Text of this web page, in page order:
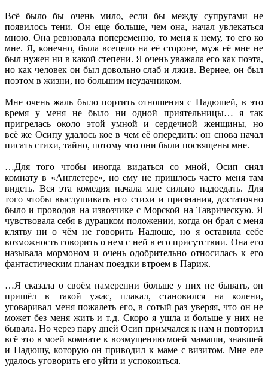
Всё было бы очень мило, если бы между супругами не
появилось тени. Он еще больше, чем она, начал увлекаться
мною. Она ревновала попеременно, то меня к нему, то его ко
мне. Я, конечно, была всецело на её стороне, муж её мне не
был нужен ни в какой степени. Я очень уважала его как поэта,
но как человек он был довольно слаб и лжив. Вернее, он был
поэтом в жизни, но большим неудачником.
Мне очень жаль было портить отношения с Надюшей, в это
время у меня не было ни одной приятельницы… я так
пригрелась около этой умной и сердечной женщины, но
всё же Осипу удалось кое в чем её опередить: он снова начал
писать стихи, тайно, потому что они были посвящены мне.
…Для того чтобы иногда видаться со мной, Осип снял
комнату в «Англетере», но ему не пришлось часто меня там
видеть. Вся эта комедия начала мне сильно надоедать. Для
того чтобы выслушивать его стихи и признания, достаточно
было и проводов на извозчике с Морской на Таврическую. Я
чувствовала себя в дурацком положении, когда он брал с меня
клятву ни о чём не говорить Надюше, но я оставила себе
возможность говорить о нем с ней в его присутствии. Она его
называла мормоном и очень одобрительно относилась к его
фантастическим планам поездки втроем в Париж.
…Я сказала о своём намерении больше у них не бывать, он
пришёл в такой ужас, плакал, становился на колени,
уговаривал меня пожалеть его, в сотый раз уверяя, что он не
может без меня жить и т. д. Скоро я ушла и больше у них не
бывала. Но через пару дней Осип примчался к нам и повторил
всё это в моей комнате к возмущению моей мамаши, знавшей
и Надюшу, которую он приводил к маме с визитом. Мне еле
удалось уговорить его уйти и успокоиться.